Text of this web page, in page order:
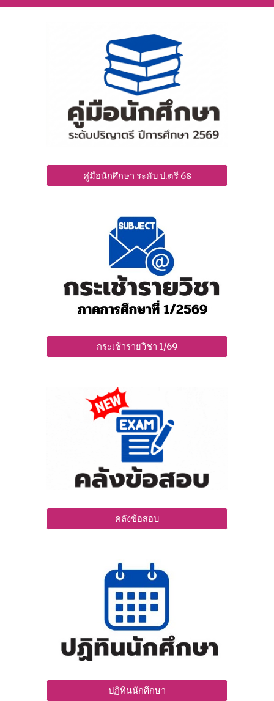
คู่มือนักศึกษา ระดับ ป.ตรี 68
กระเช้ารายวิชา 1/69
คลังข้อสอบ
ปฏิทินนักศึกษา